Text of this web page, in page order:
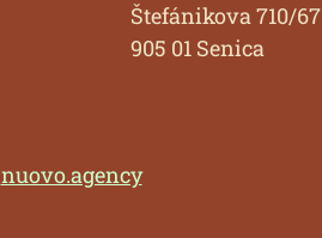
Štefánikova 710/67
905 01 Senica
nuovo.agency